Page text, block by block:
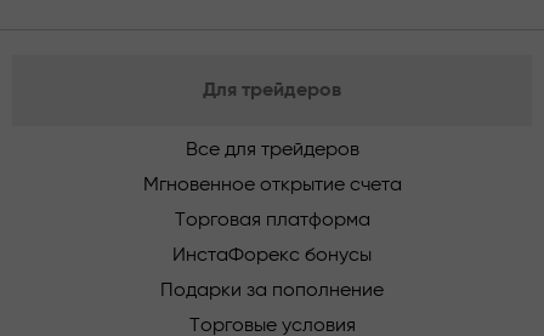
Для трейдеров
Все для трейдеров
Мгновенное открытие счета
Торговая платформа
ИнстаФорекс бонусы
Подарки за пополнение
Торговые условия